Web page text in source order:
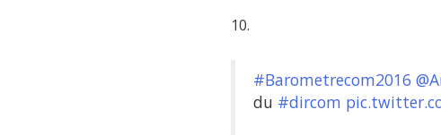
10.
#Barometrecom2016
du #dircom